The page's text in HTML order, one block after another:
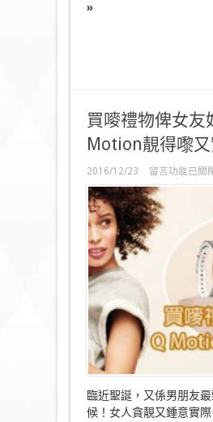
»
買嘜禮物俾女友
Motion靚得嚟又
2016/12/23
在
〈買
嘜
禮
物
俾
女
Motion
靚
得
嚟
又
實
中
留言功能已關
臨近聖誕，又係男朋友
候！女人貪靚又鍾意實